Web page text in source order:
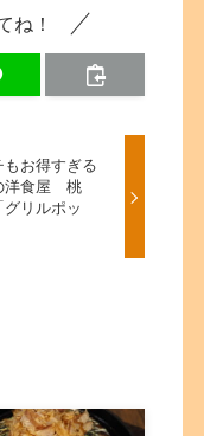
ね！
もお得すぎる
洋食屋 桃
リルポッ